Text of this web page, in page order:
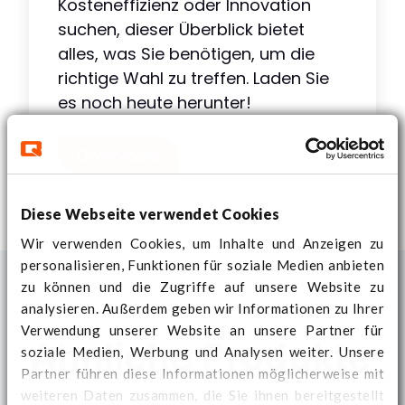
Diese Webseite verwendet Cookies
Wir verwenden Cookies, um Inhalte und Anzeigen zu
personalisieren, Funktionen für soziale Medien anbieten
zu können und die Zugriffe auf unsere Website zu
analysieren. Außerdem geben wir Informationen zu Ihrer
Verwendung unserer Website an unsere Partner für
soziale Medien, Werbung und Analysen weiter. Unsere
Partner führen diese Informationen möglicherweise mit
weiteren Daten zusammen, die Sie ihnen bereitgestellt
Kosteneffizienz oder Innovation
suchen, dieser Überblick bietet
alles, was Sie benötigen, um die
richtige Wahl zu treffen. Laden Sie
es noch heute herunter!
Ähnliche Produkte